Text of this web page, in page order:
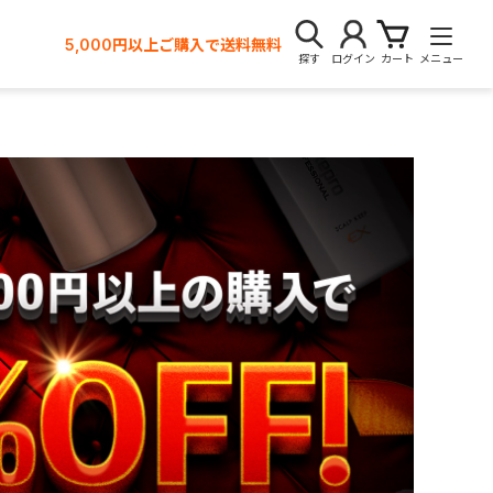
5,000円以上ご購入で送料無料
探す ログイン カート メニュー